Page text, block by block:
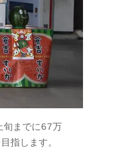
までに67万
指します。